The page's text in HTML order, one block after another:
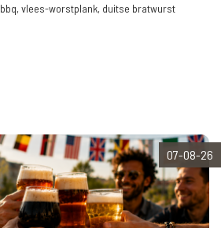
bbq, vlees-worstplank, duitse bratwurst
07-08-26